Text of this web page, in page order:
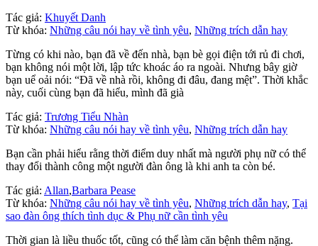
Tác giả: Khuyết Danh
Từ khóa: Những câu nói hay về tình yêu, Những trích dẫn hay
Từng có khi nào, bạn đã về đến nhà, bạn bè gọi điện tới rủ đi chơi,
bạn không nói một lời, lập tức khoác áo ra ngoài. Nhưng bây giờ
bạn uể oải nói: “Đã về nhà rồi, không đi đâu, đang mệt”. Thời khắc
này, cuối cùng bạn đã hiểu, mình đã già
Tác giả: Trương Tiểu Nhàn
Từ khóa: Những câu nói hay về tình yêu, Những trích dẫn hay
Bạn cần phải hiểu rằng thời điểm duy nhất mà người phụ nữ có thể
thay đổi thành công một người đàn ông là khi anh ta còn bé.
Tác giả: Allan,Barbara Pease
Từ khóa: Những câu nói hay về tình yêu, Những trích dẫn hay, Tại
sao đàn ông thích tình dục & Phụ nữ cần tình yêu
Thời gian là liều thuốc tốt, cũng có thể làm căn bệnh thêm nặng.